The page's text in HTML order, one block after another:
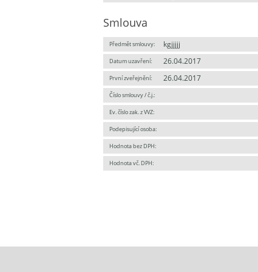
Smlouva
Předmět smlouvy: kgjjjjj
Datum uzavření: 26.04.2017
První zveřejnění: 26.04.2017
Číslo smlouvy / č.j.:
Ev. číslo zak. z VVZ:
Podepisující osoba:
Hodnota bez DPH:
Hodnota vč. DPH: